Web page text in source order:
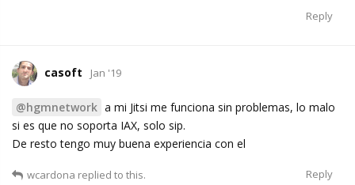
Reply
casoft Jan '19
@hgmnetwork a mi Jitsi me funciona sin problemas, lo malo
si es que no soporta IAX, solo sip.
De resto tengo muy buena experiencia con el
Reply
wcardona replied to this.